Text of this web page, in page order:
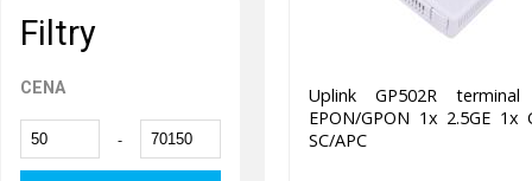
Filtry
CENA
-
Uplink GP502R
EPON/GPON 1x 2.5GE 1x
SC/APC